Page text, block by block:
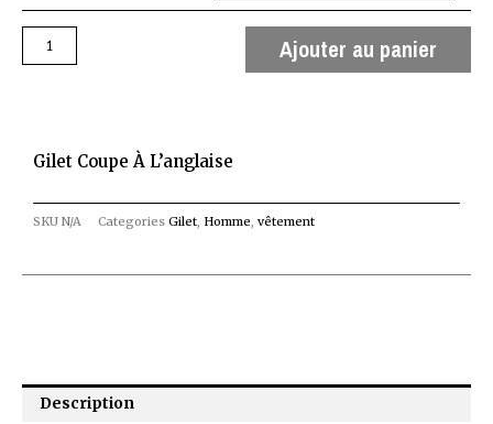
Ajouter au panier
Gilet Coupe À L’anglaise
SKU N/A Categories Gilet Homme vêtement
Description